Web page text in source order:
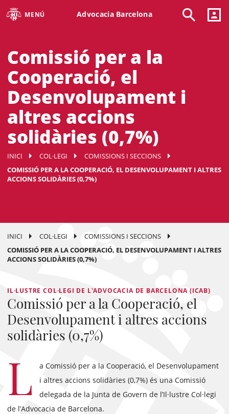
MENÚ Advocacia Barcelona
Comissió per a la
Cooperació, el
Desenvolupament i
altres accions
solidàries (0,7%)
INICI COL·LEGI
COMISSIONS I SECCIONS
COMISSIÓ PER A LA COOPERACIÓ, EL DESENVOLUPAMENT I ALTRES
ACCIONS SOLIDÀRIES (0,7%)
INICI COL·LEGI
COMISSIONS I SECCIONS
COMISSIÓ PER A LA COOPERACIÓ, EL DESENVOLUPAMENT I ALTRES
ACCIONS SOLIDÀRIES (0,7%)
IL·LUSTRE COL·LEGI DE L'ADVOCACIA DE BARCELONA (ICAB)
Comissió per a la Cooperació, el
Desenvolupament i altres accions
solidàries (0,7%)
L
a Comissió per a la Cooperació, el Desenvolupament
i altres accions solidàries (0,7%) és una Comissió
delegada de la Junta de Govern de l’Il·lustre Col·legi
de l’Advocacia de Barcelona.